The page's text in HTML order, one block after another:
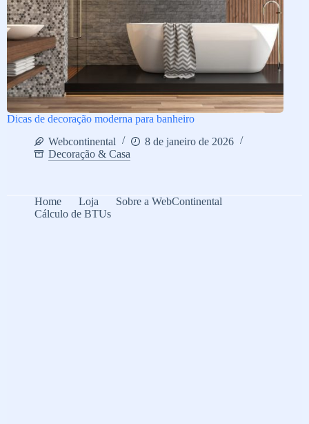
Dicas de decoração moderna para banheiro
Webcontinental
8 de janeiro de 2026
Decoração & Casa
Home Loja
Sobre a WebContinental
Cálculo de BTUs